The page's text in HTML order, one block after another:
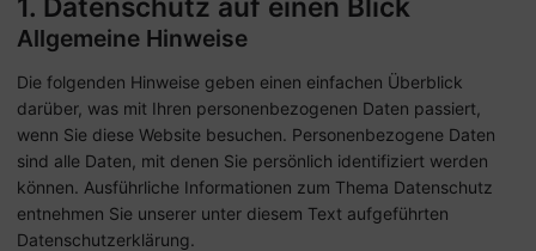
1. Datenschutz auf einen Blick
Allgemeine Hinweise
Die folgenden Hinweise geben einen einfachen Überblick
darüber, was mit Ihren personenbezogenen Daten passiert,
wenn Sie diese Website besuchen. Personenbezogene Daten
sind alle Daten, mit denen Sie persönlich identifiziert werden
können. Ausführliche Informationen zum Thema Datenschutz
entnehmen Sie unserer unter diesem Text aufgeführten
Datenschutzerklärung.